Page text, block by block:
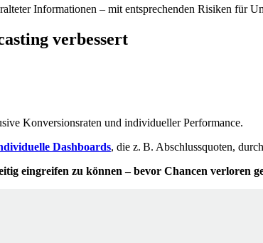
Informationen – mit entsprechenden Risiken für
verbessert
Konversionsraten und individueller Performance.
Dashboards, die z. B. Abschlussquoten,
eingreifen zu können – bevor Chancen verloren